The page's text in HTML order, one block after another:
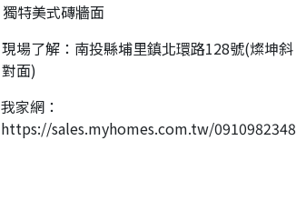
獨特美式磚牆面
現場了解：南投縣埔里鎮北環路128號(燦坤斜
對面)
我家網：
https://sales.myhomes.com.tw/0910982348